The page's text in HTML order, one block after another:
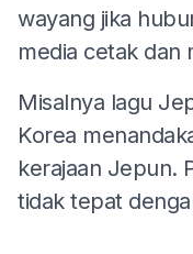
wayang jika
media cetak dan
Misalnya lagu
Korea
kerajaan Jepun.
tidak tepat